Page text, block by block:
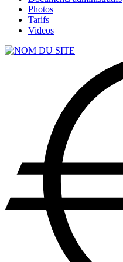
Photos
Tarifs
Videos